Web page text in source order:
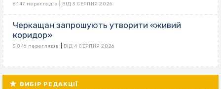
6 147 переглядів ВІД 3 СЕРПНЯ 2026
Черкащан запрошують утворити «живий
коридор»
5 846 переглядів ВІД 4 СЕРПНЯ 2026
ВИБІР РЕДАКЦІЇ